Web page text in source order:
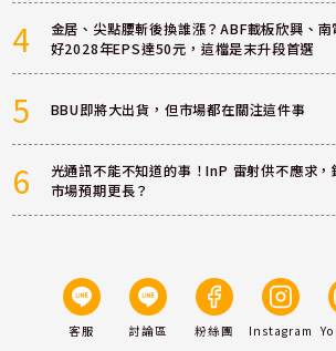
4
金居、尖點腰斬後換誰漲？ABF載板欣興、
好2028年EPS達50元，這檔是末升段首選
5 BBU即將大出貨，但市場都在關注這件事
6
光通訊不能不知道的事！InP 雷射供不應求
市場預期更長？
客服 討論區 粉絲團 Instagram